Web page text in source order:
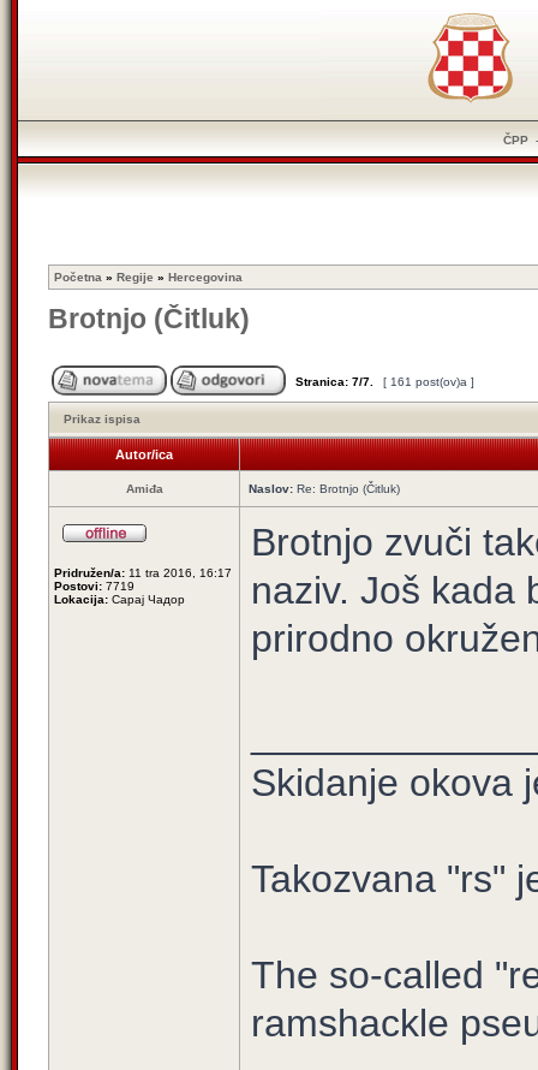
ČPP
Početna » Regije » Hercegovina
Brotnjo (Čitluk)
Stranica: 7/7 [ 161 post(ov)a ]
Prikaz ispisa
Autor/ica
Amiđa Naslov: Re: Brotnjo (Čitluk)
Pridružen/a: 11 tra 2016, 16:17
Postovi: 7719
Lokacija: Сарај Чадор
Brotnjo zvuči
naziv. Još kada
prirodno
Skidanje okova
Takozvana "rs"
The so-called
ramshackle